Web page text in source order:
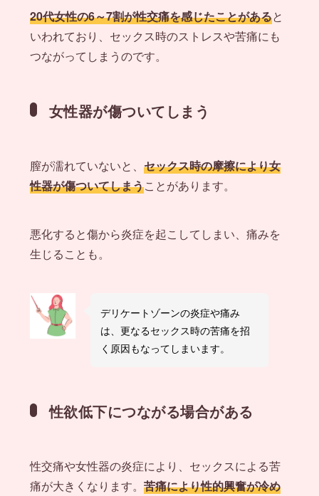
20代女性の6～7割が性交痛を感じたことがあると
いわれており、セックス時のストレスや苦痛にも
つながってしまうのです。
女性器が傷ついてしまう
膣が濡れていないと、 セックス時の摩擦により女
性器が傷ついてしまうことがあります。
悪化すると傷から炎症を起こしてしまい、痛みを
生じることも。
デリケートゾーンの炎症や痛み
は、更なるセックス時の苦痛を招
く原因もなってしまいます。
性欲低下につながる場合がある
性交痛や女性器の炎症により、セックスによる苦
痛が大きくなります。 苦痛により性的興奮が冷め